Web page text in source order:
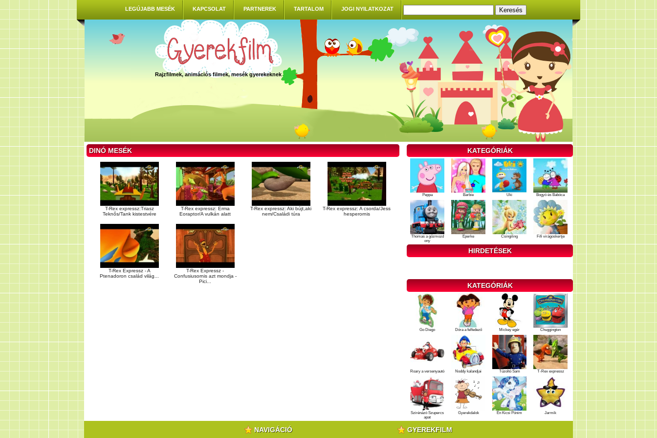
LEGÚJABB MESÉK KAPCSOLAT PARTNEREK TARTALOM JOGI NYILATKOZAT
Rajzfilmek, animációs filmek, mesék gyerekeknek
DINÓ MESÉK
T-Rex expressz:Triasz
Teknős/Tank kistestvére
T-Rex expressz: Erma
Eoraptor/A vulkán alatt
T-Rex expressz: Aki bújt,aki
nem/Családi túra
T-Rex expressz: A csorda/Jess
hesperornis
T-Rex Expressz - A
Ptenadoron család világ...
T-Rex Expressz -
Confusiusornis azt mondja -
Pici...
KATEGÓRIÁK
Peppa Barbie Uki Bogyó és Babóca
Thomas a gőzmozd
ony
Eperke Csingiling Fifi virágoskertje
HIRDETÉSEK
KATEGÓRIÁK
Go Diego Dóra a felfedező Mickey egér Chuggington
Roary a versenyautó Noddy kalandjai Tűzoltó Sam T-Rex expressz
Szirénázó Szupercs
apat
Gyerekdalok Én Kicsi Pónim Jarmik
NAVIGÁCIÓ GYEREKFILM